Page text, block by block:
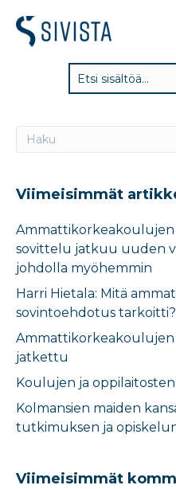
Viimeisimmät
Ammattikorkeakoulujen
sovittelu jatkuu uuden
johdolla myöhemmin
Harri Hietala: Mitä
sovintoehdotus tarkoitti?
Ammattikorkeakoulujen
jatkettu
Koulujen ja
Kolmansien maiden
tutkimuksen ja
Viimeisimmät